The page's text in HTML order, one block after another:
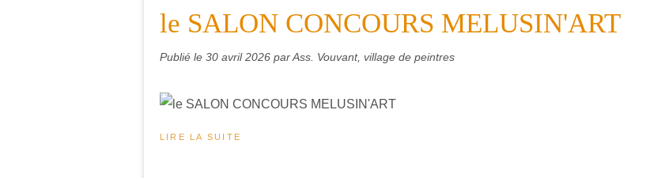
le SALON CONCOURS MELUSIN'ART
Publié le 30 avril 2026 par Ass. Vouvant, village de peintres
LIRE LA SUITE